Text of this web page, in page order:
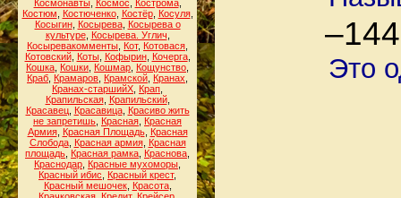
Космонавты, Космос Кострома,
Костюм
Костюченко, Костёр, Косуля,
Косыгин, Косырева, Косырева о
культуре, Косырева. Углич
Косыревакомменты Кот, Котовася
Котовский, Коты, Кофырин, Кочерга,
Кошка Кошки Кошмар Кощунство
Краб Крамаров Крамской Кранах
Кранах-старшийХ Крап
Крапильская, Крапильский,
Красавец, Красавица, Красиво жить
не запретишь Красная Красная
Армия, Красная Площадь, Красная
Слобода, Красная армия, Красная
площадь Красная рамка Краснова
Краснодар Красные мухоморы
Красный ибис
Красный крест,
Красный мешочек, Красота,
Это